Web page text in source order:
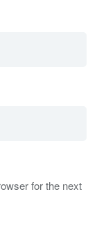
for the next